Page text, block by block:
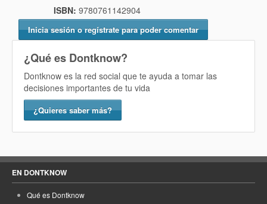
ISBN: 9780761142904
Inicia sesión o regístrate para poder comentar
¿Qué es Dontknow?
Dontknow es la red social que te ayuda a tomar las
decisiones importantes de tu vida
¿Quieres saber más?
EN DONTKNOW
Qué es Dontknow